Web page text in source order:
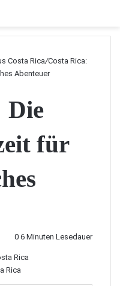
Costa Rica/Costa Rica:
Abenteuer
Die
für
0 6 Minuten Lesedauer
Rica